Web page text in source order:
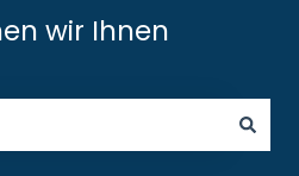
wir Ihnen